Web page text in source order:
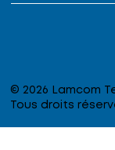
© 2026 Lamcom
Tous droits